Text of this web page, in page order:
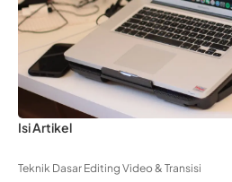
Isi Artikel
Teknik Dasar Editing Video & Transisi